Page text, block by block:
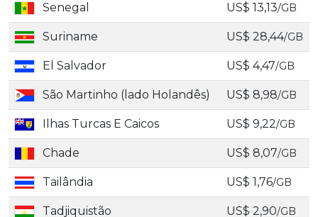
Senegal US$ 13,13/GB
Suriname US$ 28,44/GB
El Salvador US$ 4,47/GB
São Martinho (lado Holandês) US$ 8,98/GB
Ilhas Turcas E Caicos US$ 9,22/GB
Chade US$ 8,07/GB
Tailândia US$ 1,76/GB
Tadjiquistão US$ 2,90/GB